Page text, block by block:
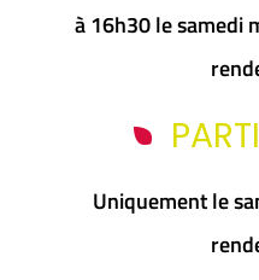
à 16h30 le samedi
Uniquement le